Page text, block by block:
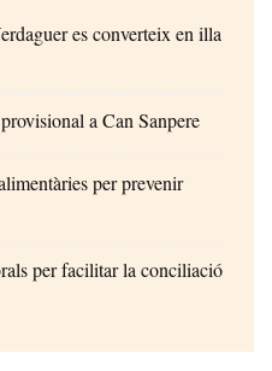
es converteix en illa
a Can Sanpere
per prevenir
per facilitar la conciliació